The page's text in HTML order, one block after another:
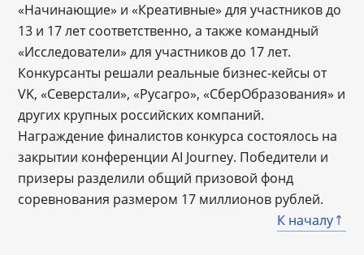
«Начинающие» и «Креативные» для участников до
13 и 17 лет соответственно, а также командный
«Исследователи» для участников до 17 лет.
Конкурсанты решали реальные бизнес-кейсы от
VK, «Северстали», «Русагро», «СберОбразования» и
других крупных российских компаний.
Награждение финалистов конкурса состоялось на
закрытии конференции AI Journey. Победители и
призеры разделили общий призовой фонд
соревнования размером 17 миллионов рублей.
К началу